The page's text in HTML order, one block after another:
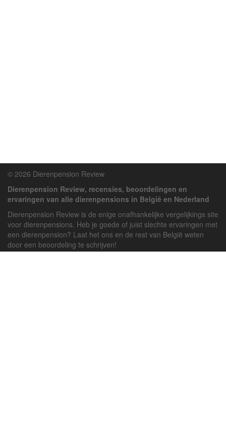
© 2026 Dierenpension Review
Dierenpension Review, recensies, beoordelingen en
ervaringen van alle dierenpensions in België en Nederland
Dierenpension Review is de enige onafhankelijke vergelijkings site
voor dierenpensions. Heb je goede of juist slechte ervaringen met
een dierenpension? Laat het ons en de rest van België weten
door een beoordeling te schrijven!